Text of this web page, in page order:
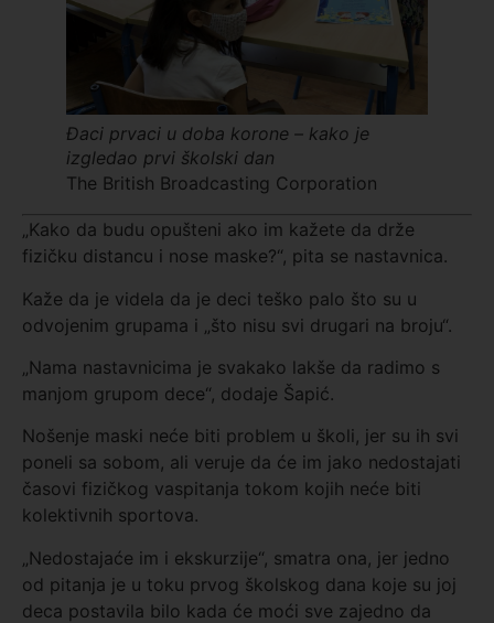
Đaci prvaci u doba korone – kako je
izgledao prvi školski dan
The British Broadcasting Corporation
„Kako da budu opušteni ako im kažete da drže
fizičku distancu i nose maske?“, pita se nastavnica.
Kaže da je videla da je deci teško palo što su u
odvojenim grupama i „što nisu svi drugari na broju“.
„Nama nastavnicima je svakako lakše da radimo s
manjom grupom dece“, dodaje Šapić.
Nošenje maski neće biti problem u školi, jer su ih svi
poneli sa sobom, ali veruje da će im jako nedostajati
časovi fizičkog vaspitanja tokom kojih neće biti
kolektivnih sportova.
„Nedostajaće im i ekskurzije“, smatra ona, jer jedno
od pitanja je u toku prvog školskog dana koje su joj
deca postavila bilo kada će moći sve zajedno da